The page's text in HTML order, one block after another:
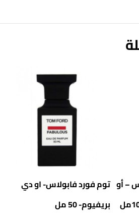
– أو توم فورد فابولاس- او دي
بريفيوم- 50 مل